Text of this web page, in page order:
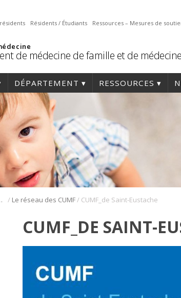
Résidents / Étudiants Ressources – Mesures de
de médecine de famille et de
DÉPARTEMENT RESSOURCES
famille / Le réseau des CUMF/ CUMF_de Saint-Eustache
CUMF_DE SAINT-